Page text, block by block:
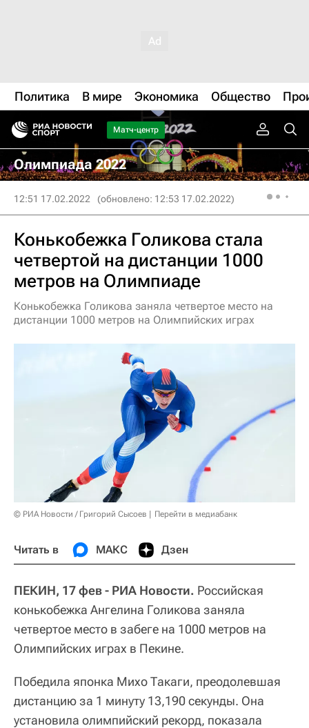
Политика В мире Экономика Общество
Матч-центр
Олимпиада 2022
12:51 17.02.2022 (обновлено: 12:53 17.02.2022)
Конькобежка Голикова стала
четвертой на дистанции 1000
метров на Олимпиаде
Конькобежка Голикова заняла четвертое место на
дистанции 1000 метров на Олимпийских играх
© РИА Новости / Григорий Сысоев Перейти в медиабанк
Читать в МАКС Дзен
ПЕКИН, 17 фев - РИА Новости. Российская
конькобежка Ангелина Голикова заняла
четвертое место в забеге на 1000 метров на
Олимпийских играх в Пекине.
Победила японка Михо Такаги, преодолевшая
дистанцию за 1 минуту 13,190 секунды. Она
установила олимпийский рекорд, показала